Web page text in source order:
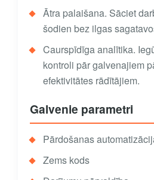
Ātra palaišana. Sāciet
šodien bez ilgas
Caurspīdīga analītika.
kontroli pār galvenajiem
efektivitātes rādītājiem.
Galvenie parametri
Pārdošanas
Zems kods